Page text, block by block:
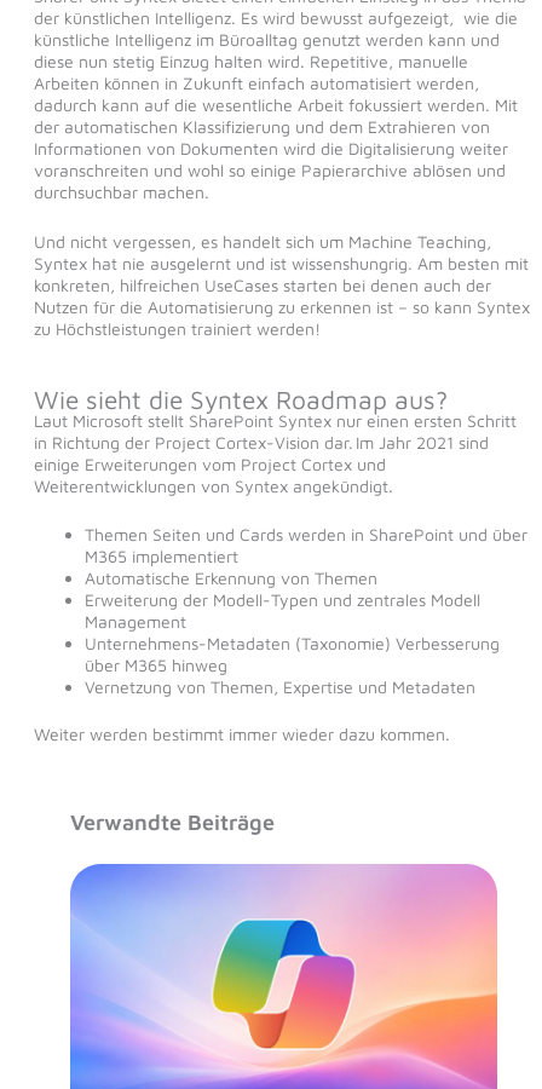
der künstlichen Intelligenz. Es wird bewusst aufgezeigt, wie die
künstliche Intelligenz im Büroalltag genutzt werden kann und
diese nun stetig Einzug halten wird. Repetitive, manuelle
Arbeiten können in Zukunft einfach automatisiert werden,
dadurch kann auf die wesentliche Arbeit fokussiert werden. Mit
der automatischen Klassifizierung und dem Extrahieren von
Informationen von Dokumenten wird die Digitalisierung weiter
voranschreiten und wohl so einige Papierarchive ablösen und
durchsuchbar machen.
Und nicht vergessen, es handelt sich um Machine Teaching,
Syntex hat nie ausgelernt und ist wissenshungrig. Am besten mit
konkreten, hilfreichen UseCases starten bei denen auch der
Nutzen für die Automatisierung zu erkennen ist – so kann Syntex
zu Höchstleistungen trainiert werden!
Wie sieht die Syntex Roadmap aus?
Laut Microsoft stellt SharePoint Syntex nur einen ersten Schritt
in Richtung der Project Cortex-Vision dar. Im Jahr 2021 sind
einige Erweiterungen vom Project Cortex und
Weiterentwicklungen von Syntex angekündigt.
Themen Seiten und Cards werden in SharePoint und über
M365 implementiert
Automatische Erkennung von Themen
Erweiterung der Modell-Typen und zentrales Modell
Management
Unternehmens-Metadaten (Taxonomie) Verbesserung
über M365 hinweg
Vernetzung von Themen, Expertise und Metadaten
Weiter werden bestimmt immer wieder dazu kommen.
Verwandte Beiträge